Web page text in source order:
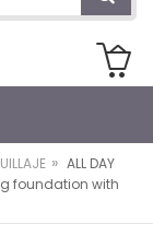
» ALL DAY
foundation with